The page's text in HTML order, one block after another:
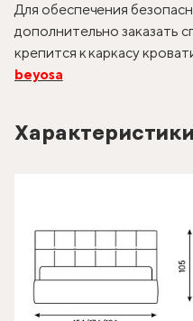
Для обеспечения
дополнительно заказать
крепится к каркасу
beyosa
Характеристики